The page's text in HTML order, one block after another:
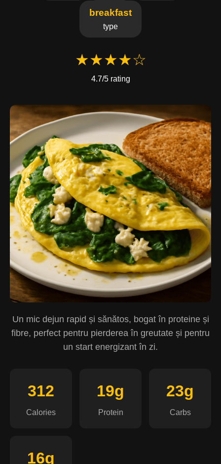
breakfast
type
★★★★☆
4.7/5 rating
Un mic dejun rapid și sănătos, bogat în proteine și
fibre, perfect pentru pierderea în greutate și pentru
un start energizant în zi.
312
Calories
19g
Protein
23g
Carbs
16g